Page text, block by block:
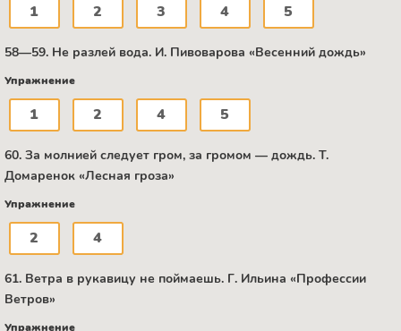
1 2 3 4 5
58—59. Не разлей вода. И. Пивоварова «Весенний дождь»
Упражнение
1 2 4 5
60. За молнией следует гром, за громом — дождь. Т.
Домаренок «Лесная гроза»
Упражнение
2 4
61. Ветра в рукавицу не поймаешь. Г. Ильина «Профессии
Ветров»
Упражнение